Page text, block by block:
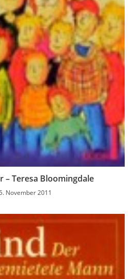
– Teresa Bloomingdale
5. November 2011